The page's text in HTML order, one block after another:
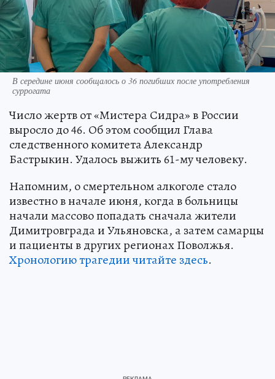
В середине июня сообщалось о 36 погибших после употребления
суррогата
Число жертв от «Мистера Сидра» в России
выросло до 46. Об этом сообщил Глава
следственного комитета Александр
Бастрыкин. Удалось выжить 61-му человеку.
Напомним, о смертельном алкоголе стало
известно в начале июня, когда в больницы
начали массово попадать сначала жители
Димитровграда и Ульяновска, а затем самарцы
и пациенты в других регионах Поволжья.
Хронологию трагедии читайте здесь.